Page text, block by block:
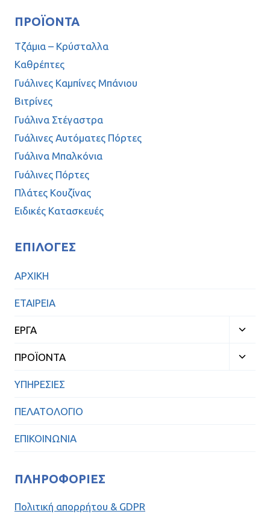
ΠΡΟΪΌΝΤΑ
Τζάμια – Κρύσταλλα
Καθρέπτες
Γυάλινες Καμπίνες Μπάνιου
Βιτρίνες
Γυάλινα Στέγαστρα
Γυάλινες Αυτόματες Πόρτες
Γυάλινα Μπαλκόνια
Γυάλινες Πόρτες
Πλάτες Κουζίνας
Ειδικές Κατασκευές
ΕΠΙΛΟΓΈΣ
ΑΡΧΙΚΗ
ΕΤΑΙΡΕΙΑ
ΕΡΓΑ
ΠΡΟΪΟΝΤΑ
ΥΠΗΡΕΣΙΕΣ
ΠΕΛΑΤΟΛΟΓΙΟ
ΕΠΙΚΟΙΝΩΝΙΑ
ΠΛΗΡΟΦΟΡΊΕΣ
Πολιτική απορρήτου & GDPR